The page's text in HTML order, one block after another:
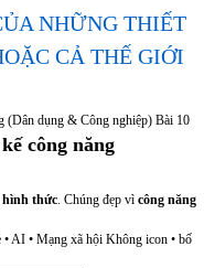
NHỮNG THIẾT
CẢ THẾ GIỚI
(Dân dụng & Công nghiệp) Bài 10
công năng
hình thức. Chúng đẹp vì công năng
AI • Mạng xã hội Không icon • bố